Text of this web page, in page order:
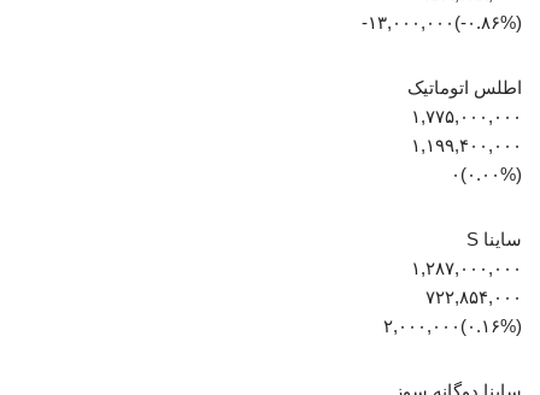
(‎-۰.۸۶%‏)‎-۱۳,۰۰۰,۰۰۰‏
اطلس اتوماتیک
۱,۷۷۵,۰۰۰,۰۰۰
۱,۱۹۹,۴۰۰,۰۰۰
(۰.۰۰%)۰
ساینا S
۱,۲۸۷,۰۰۰,۰۰۰
۷۲۲,۸۵۴,۰۰۰
(‎۰.۱۶%‏)‎۲,۰۰۰,۰۰۰‏
ساینا دوگانه سوز